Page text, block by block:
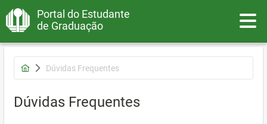
Portal do Estudante
de Graduação
Dúvidas Frequentes
Dúvidas Frequentes